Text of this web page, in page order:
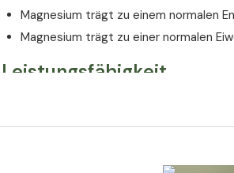
Magnesium trägt zu einem normalen
Magnesium trägt zu einer normalen
Leistungsfähigkeit
Gehirn und
Magnesium trägt zu einer normalen